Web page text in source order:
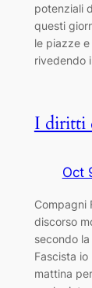
potenziali
questi
le piazze e
rivedendo
I diritti
Oct
Compagni
discorso
secondo
Fascista
mattina